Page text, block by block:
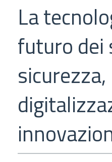
La
futuro dei
sicurezza,